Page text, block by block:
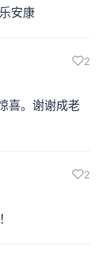
安康
2
喜。谢谢成老
2